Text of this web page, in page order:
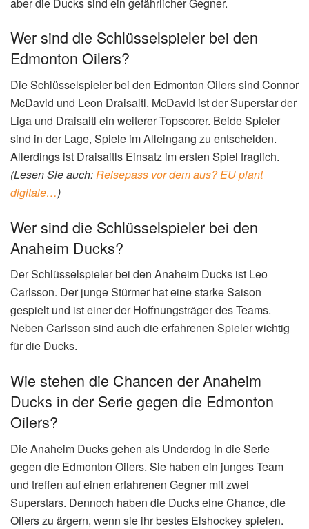
Wer sind die Schlüsselspieler bei den
Edmonton Oilers?
Die Schlüsselspieler bei den Edmonton Oilers sind Connor
McDavid und Leon Draisaitl. McDavid ist der Superstar der
Liga und Draisaitl ein weiterer Topscorer. Beide Spieler
sind in der Lage, Spiele im Alleingang zu entscheiden.
Allerdings ist Draisaitls Einsatz im ersten Spiel fraglich.
(Lesen Sie auch:Reisepass vor dem aus? EU plant
digitale…)
Wer sind die Schlüsselspieler bei den
Anaheim Ducks?
Der Schlüsselspieler bei den Anaheim Ducks ist Leo
Carlsson. Der junge Stürmer hat eine starke Saison
gespielt und ist einer der Hoffnungsträger des Teams.
Neben Carlsson sind auch die erfahrenen Spieler wichtig
für die Ducks.
Wie stehen die Chancen der Anaheim
Ducks in der Serie gegen die Edmonton
Oilers?
Die Anaheim Ducks gehen als Underdog in die Serie
gegen die Edmonton Oilers. Sie haben ein junges Team
und treffen auf einen erfahrenen Gegner mit zwei
Superstars. Dennoch haben die Ducks eine Chance, die
Oilers zu ärgern, wenn sie ihr bestes Eishockey spielen.